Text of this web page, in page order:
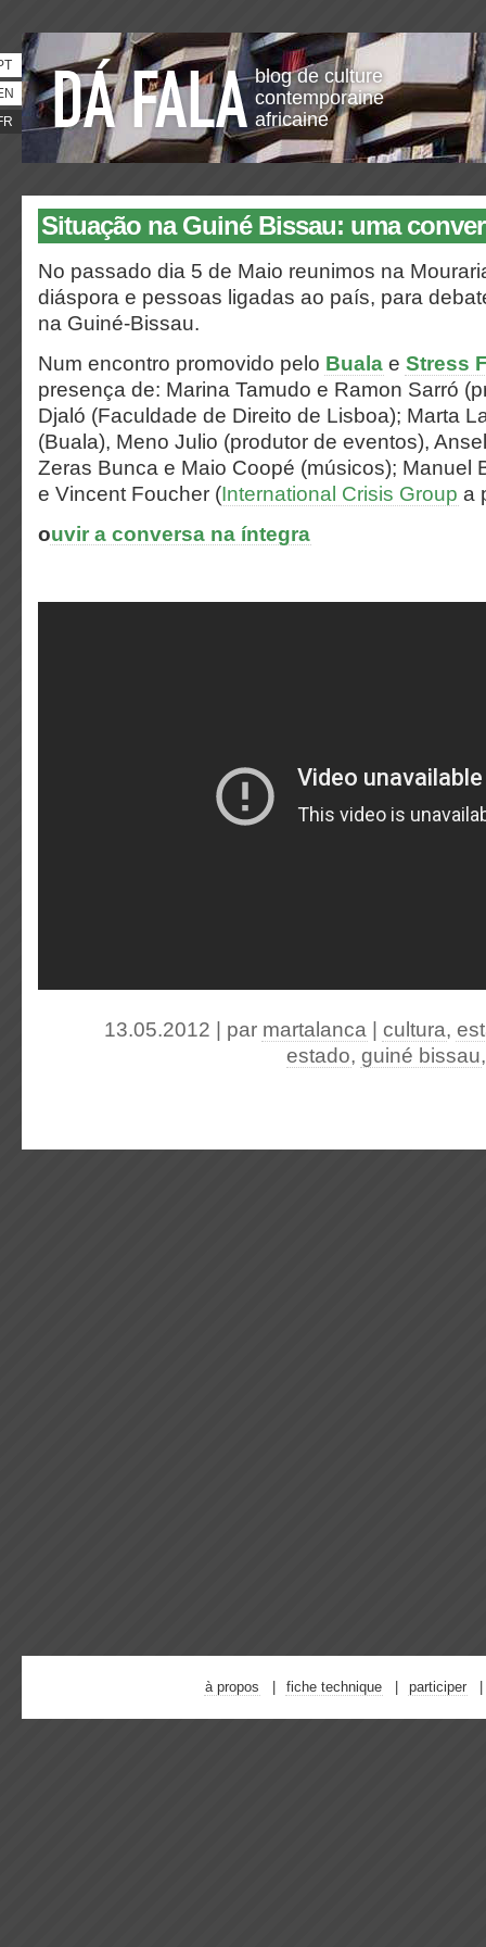
blog de culture
contemporaine
africaine
Situação na Guiné Bissau: uma
No passado dia 5 de Maio reunimos na
diáspora e pessoas ligadas ao país, para
na Guiné-Bissau.
Num encontro promovido pelo Buala e Stress
presença de: Marina Tamudo e Ramon Sarró
Djaló (Faculdade de Direito de Lisboa); Marta
(Buala), Meno Julio (produtor de eventos),
Zeras Bunca e Maio Coopé (músicos); Manuel
e Vincent Foucher (International Crisis Group a
ouvir a conversa na íntegra
13.05.2012 | par martalanca cultura,
estado, guiné bissau
à propos fiche technique participer